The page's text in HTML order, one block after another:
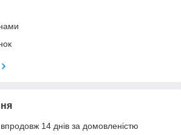
14 днів за домовленістю